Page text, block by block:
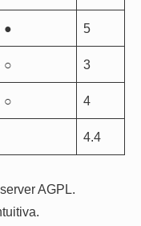
● 5
○ 3
○ 4
4.4
AGPL.